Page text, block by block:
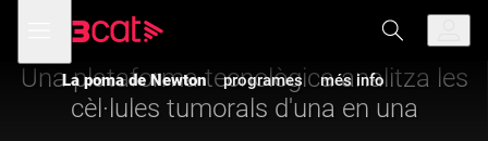
navegació
principal
menú
de
La poma de Newton programes més info
La poma de Newton
Una plataforma tecnològica analitza les
cèl·lules tumorals d'una en una